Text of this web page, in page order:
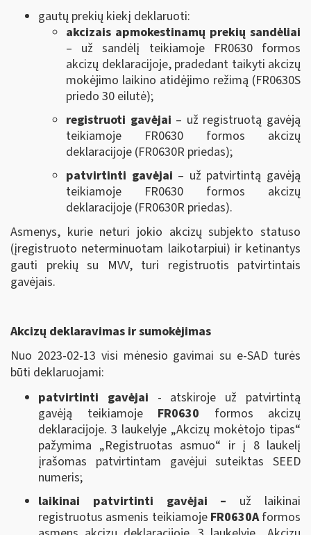
gautų prekių kiekį deklaruoti:
akcizais apmokestinamų prekių sandėliai
– už sandėlį teikiamoje FR0630 formos
akcizų deklaracijoje, pradedant taikyti akcizų
mokėjimo laikino atidėjimo režimą (FR0630S
priedo 30 eilutė);
registruoti gavėjai – už registruotą gavėją
teikiamoje FR0630 formos akcizų
deklaracijoje (FR0630R priedas);
patvirtinti gavėjai – už patvirtintą gavėją
teikiamoje FR0630 formos akcizų
deklaracijoje (FR0630R priedas).
Asmenys, kurie neturi jokio akcizų subjekto statuso
(įregistruoto neterminuotam laikotarpiui) ir ketinantys
gauti prekių su MVV, turi registruotis patvirtintais
gavėjais.
Akcizų deklaravimas ir sumokėjimas
Nuo 2023-02-13 visi mėnesio gavimai su e-SAD turės
būti deklaruojami:
patvirtinti gavėjai - atskiroje už patvirtintą
gavėją teikiamoje FR0630 formos akcizų
deklaracijoje. 3 laukelyje „Akcizų mokėtojo tipas“
pažymima „Registruotas asmuo“ ir į 8 laukelį
įrašomas patvirtintam gavėjui suteiktas SEED
numeris;
laikinai patvirtinti gavėjai – už laikinai
registruotus asmenis teikiamojeFR0630Aformos